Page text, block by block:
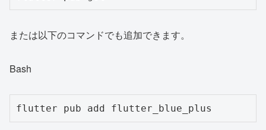
または以下のコマンドでも追加できます。
Bash